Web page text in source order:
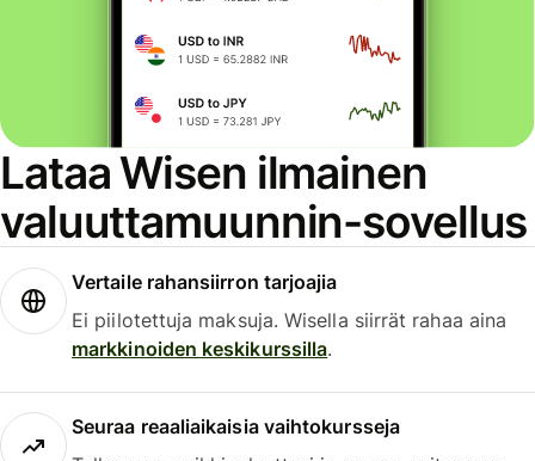
Lataa Wisen ilmainen
valuuttamuunnin-sovellus
Vertaile rahansiirron tarjoajia
Ei piilotettuja maksuja. Wisella siirrät rahaa aina
markkinoiden keskikurssilla.
Seuraa reaaliaikaisia vaihtokursseja